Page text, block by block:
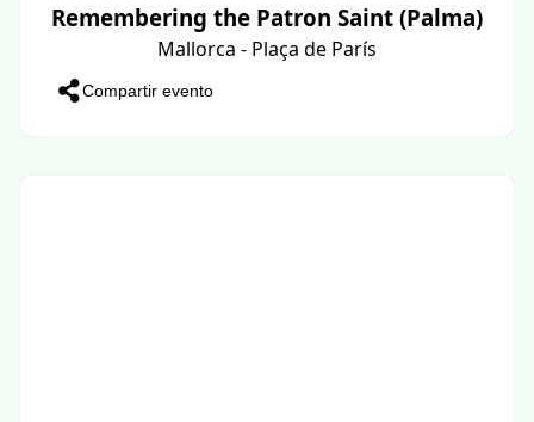
Remembering the Patron Saint (Palma)
Mallorca - Plaça de París
Compartir evento